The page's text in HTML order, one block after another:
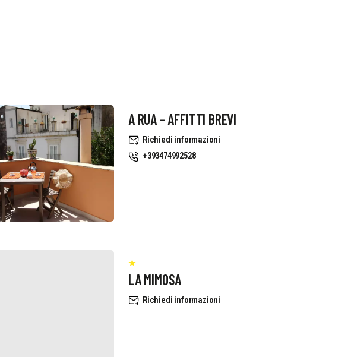
A RUA - AFFITTI BREVI
Richiedi informazioni
+393474992528
LA MIMOSA
Richiedi informazioni